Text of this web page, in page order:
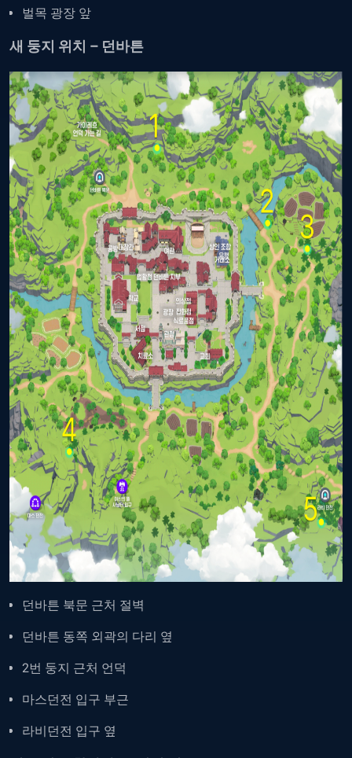
벌목 광장 앞
새 둥지 위치 – 던바튼
던바튼 북문 근처 절벽
던바튼 동쪽 외곽의 다리 옆
2번 둥지 근처 언덕
마스던전 입구 부근
라비던전 입구 옆